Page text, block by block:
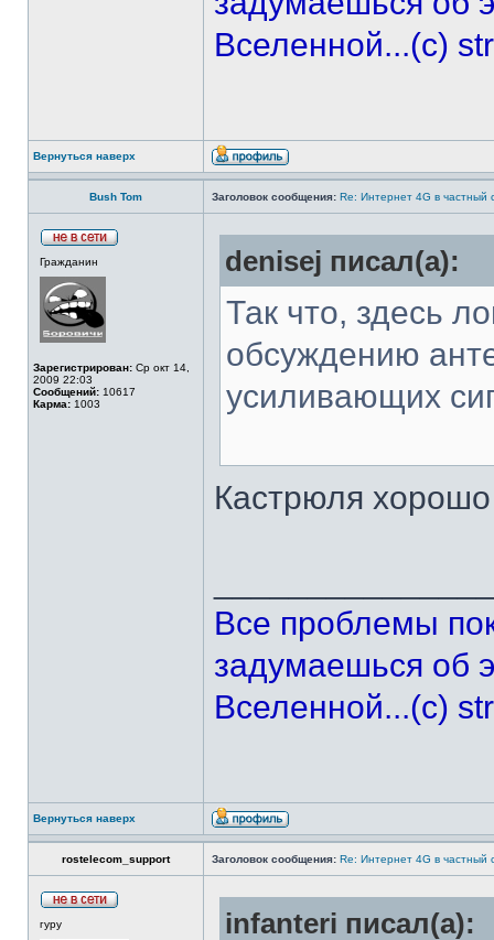
Вселенной...(с)
Вернуться наверх
Bush Tom Заголовок сообщения: Re: Интернет 4G в частный
Гражданин
Зарегистрирован: Ср окт 14,
2009 22:03
Сообщений: 10617
Карма: 1003
denisej писал(а):
Так что, здесь
обсуждению
усиливающих
Кастрюля
Все проблемы
задумаешься об
Вселенной...(с)
Вернуться наверх
rostelecom_support Заголовок сообщения: Re: Интернет 4G в частный
гуру infanteri писал(а):